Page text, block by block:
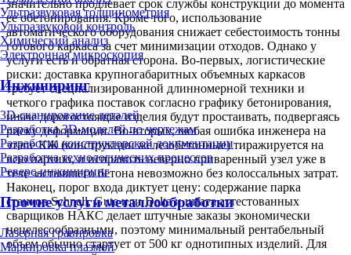
Ультразвуковая толщинометрия
Ультразвуковой контроль
Химический анализ
Электронная микроскопия
Инжиниринг
3D-сканирование деталей
Разработка 3D-моделей по чертежам
Разработка конструкторской документации
Разработка технологических процессов
Реверс-инжиниринг
Прочие услуги металлообработки
Лазерная гравировка
Маркировка плазмой
значительно продлевает срок службы конструкции до момента
ее обетонирования. Кроме того, использование
автоматического оборудования снижает себестоимость тонны
готового каркаса за счет минимизации отходов. Однако у
услуги есть и обратная сторона. Во-первых, логистические
риски: доставка крупногабаритных объемных каркасов
требует специализированной длинномерной техники и
четкого графика поставок согласно графику бетонирования,
иначе дорогостоящие изделия будут простаивать, подвергаясь
риску деформации. Во-вторых, любая ошибка инженера на
этапе КЖ (конструкции железобетонные) тиражируется на
всю партию, и исправить неверно приваренный узел уже в
теле застывшего бетона невозможно без колоссальных затрат.
Наконец, порог входа диктует цену: содержание парка
станков Schnell, Gute или Delta и штата аттестованных
сварщиков НАКС делает штучные заказы экономически
нецелесообразными, поэтому минимальный рентабельный
объем обычно стартует от 500 кг однотипных изделий. Для